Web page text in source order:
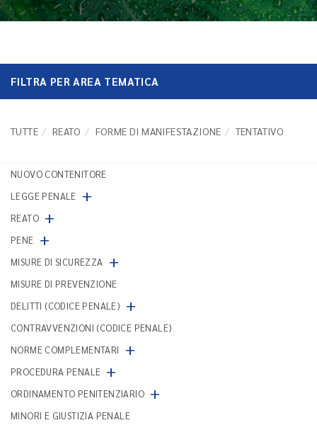
FILTRA PER AREA TEMATICA
TUTTE REATO FORME DI MANIFESTAZIONE TENTATIVO
NUOVO CONTENITORE
LEGGE PENALE +
REATO +
PENE +
MISURE DI SICUREZZA +
MISURE DI PREVENZIONE
DELITTI (CODICE PENALE) +
CONTRAVVENZIONI (CODICE PENALE)
NORME COMPLEMENTARI
+
PROCEDURA PENALE +
ORDINAMENTO PENITENZIARIO +
MINORI E GIUSTIZIA PENALE